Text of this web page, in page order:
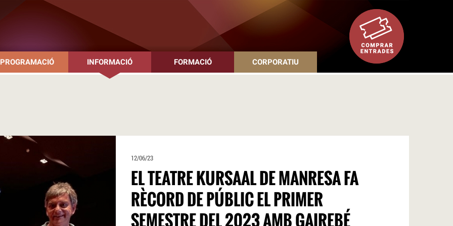
PROGRAMACIÓ INFORMACIÓ FORMACIÓ CORPORATIU
12/06/23
EL TEATRE KURSAAL DE MANRESA FA
RÈCORD DE PÚBLIC EL PRIMER
SEMESTRE DEL 2023 AMB GAIREBÉ